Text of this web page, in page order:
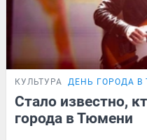
КУЛЬТУРА ДЕНЬ ГОРОДА В
Стало известно,
города в Тюмени